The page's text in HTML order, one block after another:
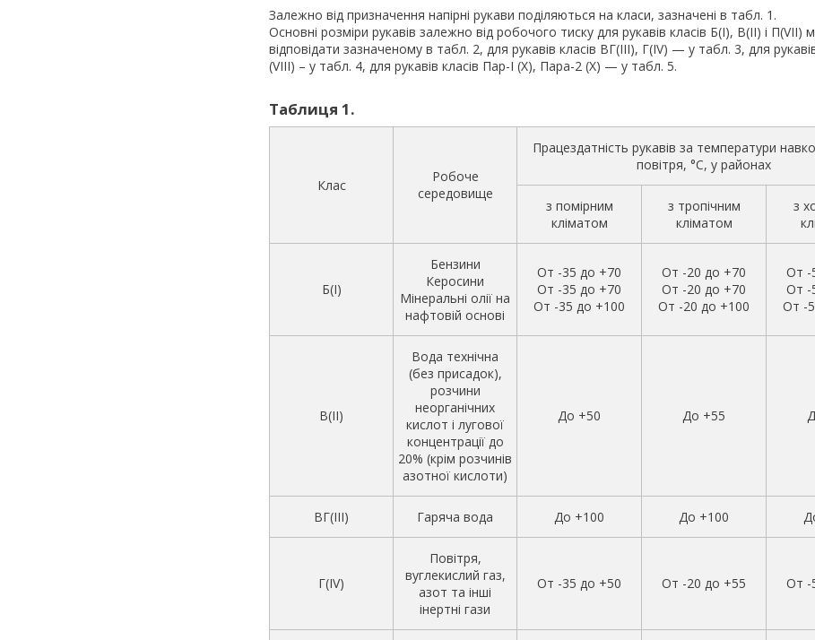
Залежно від призначення напірні рукави поділяються на класи, зазначені в табл. 1.
Основні розміри рукавів залежно від робочого тиску для рукавів класів Б(I), В(II) і П(VII)
відповідати зазначеному в табл. 2, для рукавів класів ВГ(III), Г(IV) — у табл. 3, для
(VIII) – у табл. 4, для рукавів класів Пар-I (X), Пара-2 (X) — у табл. 5.
Таблиця 1.
Клас
Робоче
середовище
Працездатність рукавів за температури
повітря, °C, у районах
з помірним
кліматом
з тропічним
кліматом
з
Б(I)
Бензини
Керосини
Мінеральні олії на
нафтовій основі
От -35 до +70
От -35 до +70
От -35 до +100
От -20 до +70
От -20 до +70
От -20 до +100
От -
От -
От -
В(II)
Вода технічна
(без присадок),
розчини
неорганічних
кислот і лугової
концентрації до
20% (крім розчинів
азотної кислоти)
До +50 До +55
ВГ(III) Гаряча вода До +100 До +100
Г(IV)
Повітря,
вуглекислий газ,
азот та інші
інертні гази
От -35 до +50 От -20 до +55 От -